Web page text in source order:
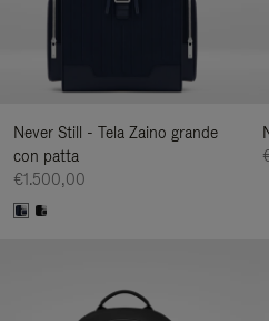
Never Still - Tela Zaino grande
con patta
€1.500,00